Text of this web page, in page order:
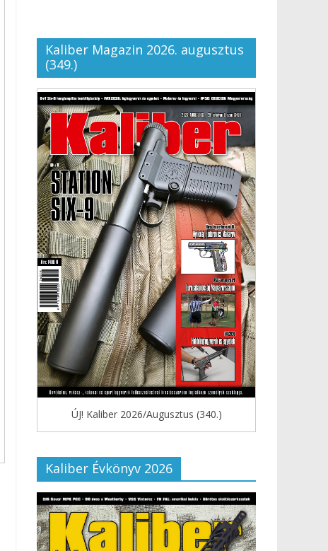
Kaliber Magazin 2026. augusztus
(349.)
ÚJ! Kaliber 2026/Augusztus (340.)
Kaliber Évkönyv 2026